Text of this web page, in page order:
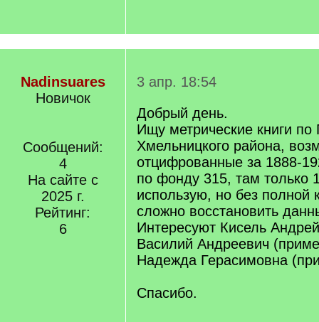
Nadinsuares
Новичок
Сообщений:
4
На сайте с
2025 г.
Рейтинг:
6
3 апр. 18:54
Добрый день.
Ищу метрические книги
Хмельницкого района,
отцифрованные за 1888-
по фонду 315, там только
использую, но без полной
сложно восстановить
Интересуют Кисель
Василий Андреевич
Надежда Герасимовна
Спасибо.